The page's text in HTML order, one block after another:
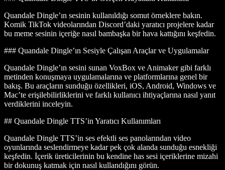
Quandale Dingle’ın sesinin kullanıldığı somut örneklere bakın.
Komik TikTok videolarından Discord’daki yaratıcı projelere kadar
bu meme sesinin içeriğe nasıl bambaşka bir hava kattığını keşfedin.
### Quandale Dingle’ın Sesiyle Çalışan Araçlar ve Uygulamalar
Quandale Dingle’ın sesini sunan VoxBox ve Animaker gibi farklı
metinden konuşmaya uygulamalarına ve platformlarına genel bir
bakış. Bu araçların sunduğu özellikleri, iOS, Android, Windows ve
Mac’te erişilebilirliklerini ve farklı kullanıcı ihtiyaçlarına nasıl yanıt
verdiklerini inceleyin.
## Quandale Dingle TTS’in Yaratıcı Kullanımları
Quandale Dingle TTS’in ses efektli ses panolarından video
oyunlarında seslendirmeye kadar pek çok alanda sunduğu esnekliği
keşfedin. İçerik üreticilerinin bu kendine has sesi içeriklerine mizahi
bir dokunuş katmak için nasıl kullandığını görün.